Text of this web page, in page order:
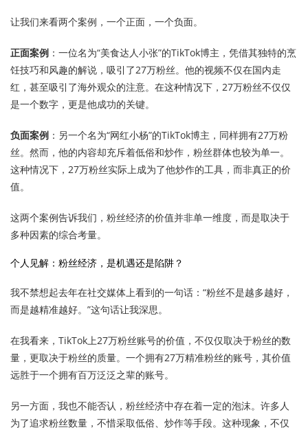
让我们来看两个案例，一个正面，一个负面。
正面案例 ：一位名为“美食达人小张”的TikTok博主，凭借其独特的烹
饪技巧和风趣的解说，吸引了27万粉丝。他的视频不仅在国内走
红，甚至吸引了海外观众的注意。在这种情况下，27万粉丝不仅仅
是一个数字，更是他成功的关键。
负面案例 ：另一个名为“网红小杨”的TikTok博主，同样拥有27万粉
丝。然而，他的内容却充斥着低俗和炒作，粉丝群体也较为单一。
这种情况下，27万粉丝实际上成为了他炒作的工具，而非真正的价
值。
这两个案例告诉我们，粉丝经济的价值并非单一维度，而是取决于
多种因素的综合考量。
个人见解：粉丝经济，是机遇还是陷阱？
我不禁想起去年在社交媒体上看到的一句话：“粉丝不是越多越好，
而是越精准越好。”这句话让我深思。
在我看来，TikTok上27万粉丝账号的价值，不仅仅取决于粉丝的数
量，更取决于粉丝的质量。一个拥有27万精准粉丝的账号，其价值
远胜于一个拥有百万泛泛之辈的账号。
另一方面，我也不能否认，粉丝经济中存在着一定的泡沫。许多人
为了追求粉丝数量，不惜采取低俗、炒作等手段。这种现象，不仅